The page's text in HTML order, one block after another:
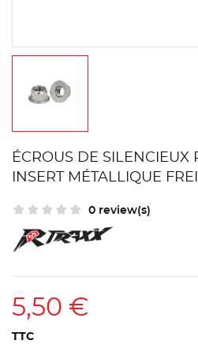
ÉCROUS DE SILENCIEUX
INSERT MÉTALLIQUE
0 review(s)
5,50 €
TTC